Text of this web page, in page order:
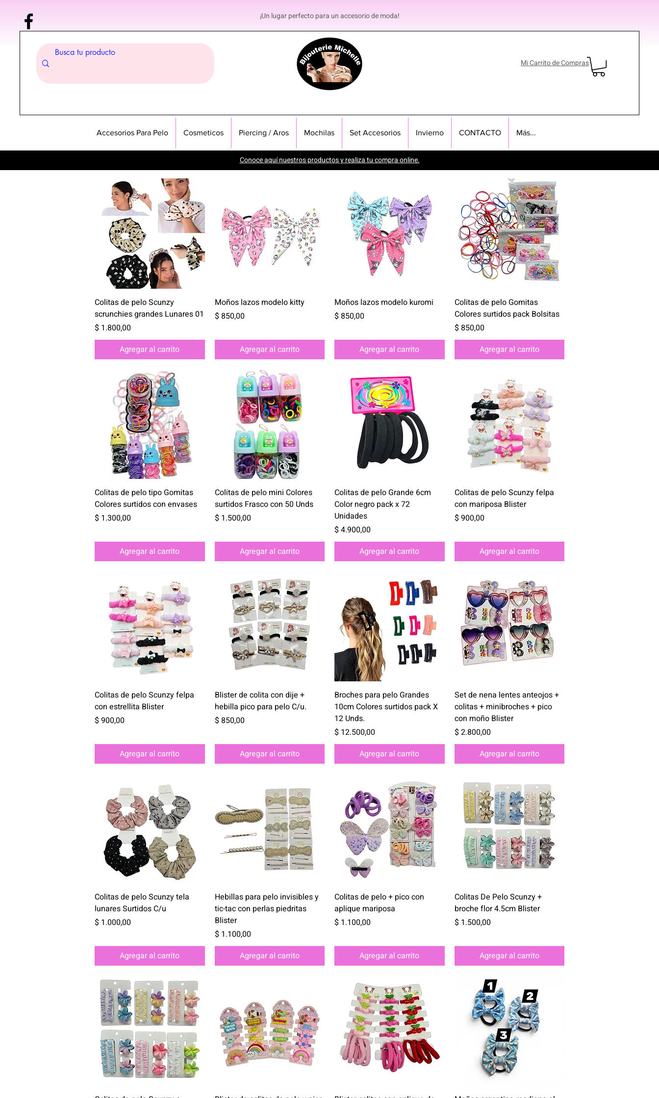
¡Un lugar perfecto para un accesorio de moda!
Mi Carrito de Compras
Accesorios Para Pelo Cosmeticos Piercing / Aros Mochilas Set Accesorios Invierno CONTACTO Más...
Conoce aquí nuestros productos y realiza tu compra online.
Vista rápida
Colitas de pelo Scunzy
scrunchies grandes Lunares 01
Precio
$ 1.800,00
Agregar al carrito
Vista rápida
Moños lazos modelo kitty
Precio
$ 850,00
Agregar al carrito
Vista rápida
Moños lazos modelo kuromi
Precio
$ 850,00
Agregar al carrito
Vista rápida
Colitas de pelo Gomitas
Colores surtidos pack Bolsitas
Precio
$ 850,00
Agregar al carrito
Vista rápida
Colitas de pelo tipo Gomitas
Colores surtidos con envases
Precio
$ 1.300,00
Agregar al carrito
Vista rápida
Colitas de pelo mini Colores
surtidos Frasco con 50 Unds
Precio
$ 1.500,00
Agregar al carrito
Vista rápida
Colitas de pelo Grande 6cm
Color negro pack x 72
Unidades
Precio
$ 4.900,00
Agregar al carrito
Vista rápida
Colitas de pelo Scunzy felpa
con mariposa Blister
Precio
$ 900,00
Agregar al carrito
Vista rápida
Colitas de pelo Scunzy felpa
con estrellita Blister
Precio
$ 900,00
Agregar al carrito
Vista rápida
Blister de colita con dije +
hebilla pico para pelo C/u.
Precio
$ 850,00
Agregar al carrito
Vista rápida
Broches para pelo Grandes
10cm Colores surtidos pack X
12 Unds.
Precio
$ 12.500,00
Agregar al carrito
Vista rápida
Set de nena lentes anteojos +
colitas + minibroches + pico
con moño Blister
Precio
$ 2.800,00
Agregar al carrito
Vista rápida
Colitas de pelo Scunzy tela
lunares Surtidos C/u
Precio
$ 1.000,00
Agregar al carrito
Vista rápida
Hebillas para pelo invisibles y
tic-tac con perlas piedritas
Blister
Precio
$ 1.100,00
Agregar al carrito
Vista rápida
Colitas de pelo + pico con
aplique mariposa
Precio
$ 1.100,00
Agregar al carrito
Vista rápida
Colitas De Pelo Scunzy +
broche flor 4.5cm Blister
Precio
$ 1.500,00
Agregar al carrito